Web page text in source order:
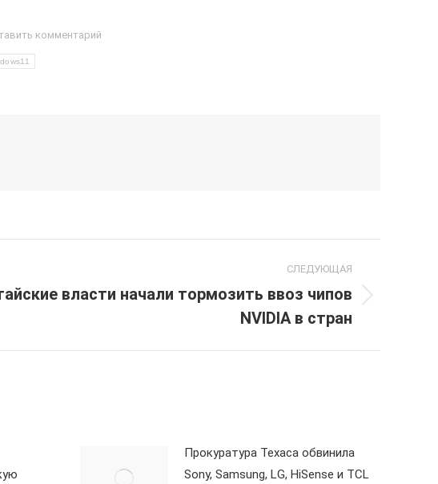
комментарий
СЛЕДУЮЩАЯ
власти начали тормозить ввоз чипов
NVIDIA в стран
Прокуратура Техаса обвинила
Sony, Samsung, LG, HiSense и TCL